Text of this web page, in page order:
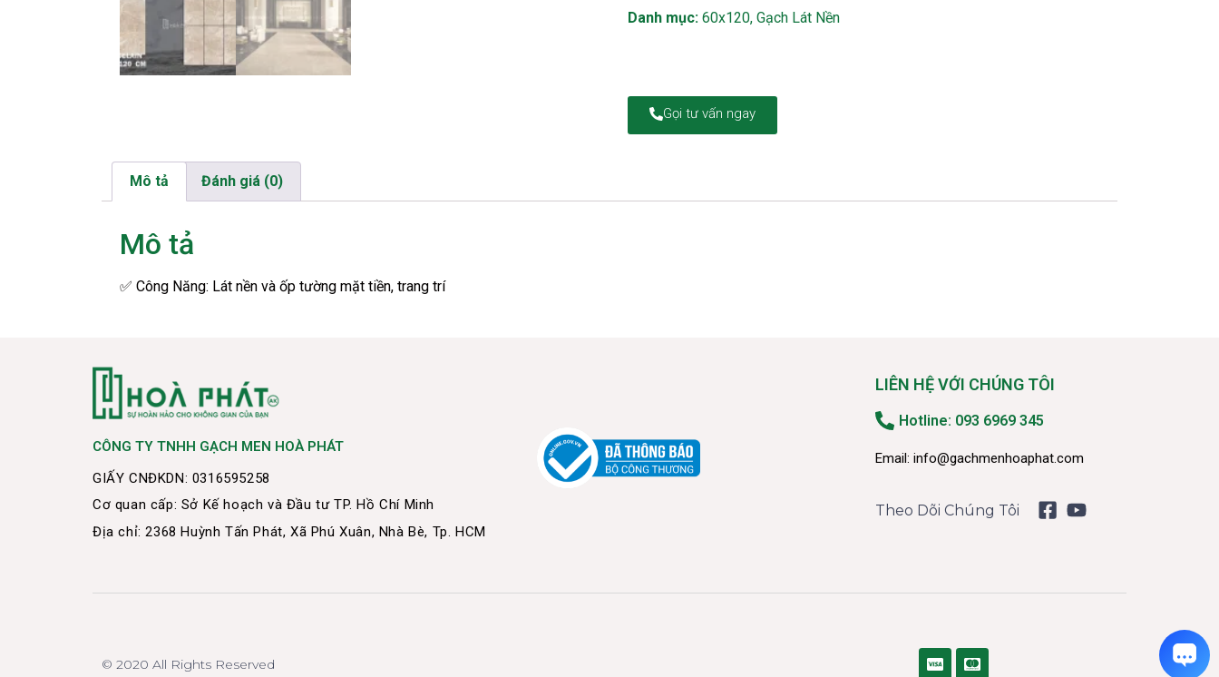
Danh mục: 60x120, Gạch Lát Nền
Gọi tư vấn ngay
Mô tả Đánh giá (0)
Mô tả
✅ Công Năng: Lát nền và ốp tường mặt tiền, trang trí
CÔNG TY TNHH GẠCH MEN HOÀ PHÁT
GIẤY CNĐKDN: 0316595258
Cơ quan cấp: Sở Kế hoạch và Đầu tư TP. Hồ Chí Minh
Địa chỉ: 2368 Huỳnh Tấn Phát, Xã Phú Xuân, Nhà Bè, Tp. HCM
LIÊN HỆ VỚI CHÚNG TÔI
Hotline: 093 6969 345
Email: info@gachmenhoaphat.com
Theo Dõi Chúng Tôi
© 2020 All Rights Reserved